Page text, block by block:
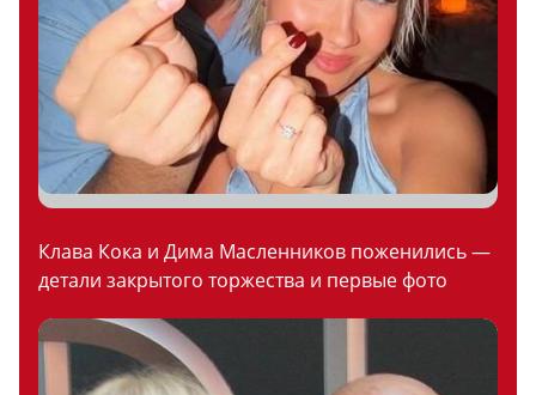
Клава Кока и Дима Масленников поженились —
детали закрытого торжества и первые фото